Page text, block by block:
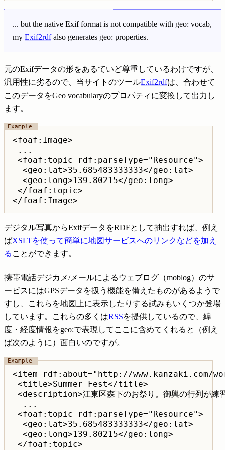
... but the native Exif format is not compatible with geo: vocab,
my Exif2rdfalso generates geo: properties.
元のExifデータの形をあるていど尊重しているわけですが、
汎用性に劣るので、当サイトのツールExif2rdfは、合わせて
このデータをGeo vocabularyのプロパティに変換して出力し
ます。
<foaf:Image>
...
<foaf:topic rdf:parseType="Resource">
  <geo:lat>35.685483333333</geo:lat>
  <geo:long>139.80215</geo:long>
</foaf:topic>
デジタル写真からExifデータをRDFとして抽出すれば、例え
ばXSLTを使って簡単に地図サービスへのリンクなどを加え
る ことができます。
携帯電話デジカメ/メールによるウェブログ（moblog）のサ
ービスにはGPSデータを扱う機能を備えたものがあるようで
すし、これらを地図上に表示したりする試みもいくつか登場
しています。これらの多くはRSSを提供しているので、緯
度・経度情報をgeo:で表現してここに含めてくれると（例え
ば次のように）面白いのですが。
<item rdf:about="http://www.kanzaki.com/
<title>Summer Fest</title>
<description>江東区森下のお祭り。御輿の行列が
  ...
<foaf:topic rdf:parseType="Resource">
  <geo:lat>35.685483333333</geo:lat>
  <geo:long>139.80215</geo:long>
</foaf:topic>